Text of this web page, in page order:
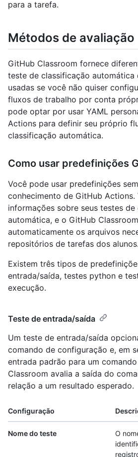
para a tarefa.
Métodos de avaliação
GitHub Classroom fornece
teste de classificação automática
usadas se você não quiser
fluxos de trabalho por conta
pode optar por usar YAML
Actions para definir seu próprio
classificação automática.
Como usar predefinições
Você pode usar predefinições
conhecimento de GitHub Actions.
informações sobre seus testes de
automática, e o GitHub
automaticamente os arquivos
repositórios de tarefas dos alunos.
Existem três tipos de
entrada/saída, testes python e
execução.
Teste de entrada/saída
Um teste de entrada/saída
comando de configuração e, em
entrada padrão para um
Classroom avalia a saída do
relação a um resultado esperado.
Configuração
Nome do teste
O